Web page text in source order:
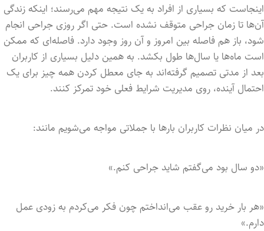
اینجاست که بسیاری از افراد به یک نتیجه مهم می‌رسند؛ اینکه زندگی
آن‌ها تا زمان جراحی متوقف نشده است. حتی اگر روزی جراحی انجام
شود، باز هم فاصله بین امروز و آن روز وجود دارد. فاصله‌ای که ممکن
است ماه‌ها یا سال‌ها طول بکشد. به همین دلیل بسیاری از کاربران
بعد از مدتی تصمیم گرفته‌اند به جای معطل کردن همه چیز برای یک
احتمال آینده، روی مدیریت شرایط فعلی خود تمرکز کنند.
در میان نظرات کاربران بارها با جملاتی مواجه می‌شویم مانند:
«دو سال بود می‌گفتم شاید جراحی کنم.»
«هر بار خرید رو عقب می‌انداختم چون فکر می‌کردم به زودی عمل
دارم.»